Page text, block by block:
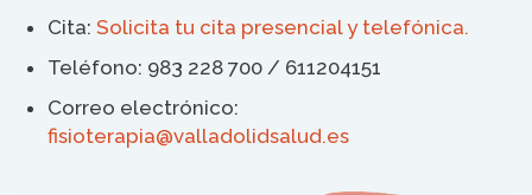
Cita: Solicita tu cita presencial y telefónica.
Teléfono: 983 228 700 / 611204151
Correo electrónico:
fisioterapia@valladolidsalud.es